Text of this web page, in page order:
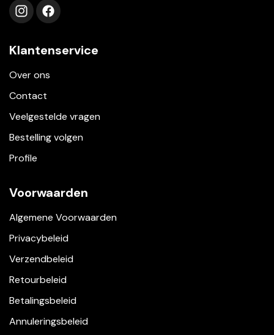
Volg ons op instagram
Volg ons op facebook
Klantenservice
Over ons
Contact
Veelgestelde vragen
Bestelling volgen
Profile
Voorwaarden
Algemene Voorwaarden
Privacybeleid
Verzendbeleid
Retourbeleid
Betalingsbeleid
Annuleringsbeleid